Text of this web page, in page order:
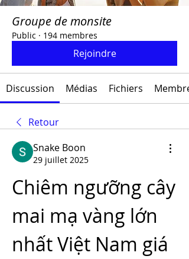
Groupe de monsite
Public · 194 membres
Rejoindre
Discussion Médias Fichiers
Retour
Snake Boon
29 juillet 2025
Chiêm ngưỡng cây
mai mạ vàng lớn
nhất Việt Nam giá